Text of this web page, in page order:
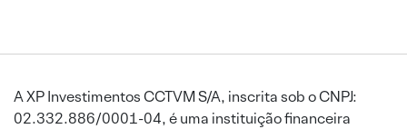
A XP Investimentos CCTVM S/A, inscrita sob o CNPJ:
02.332.886/0001-04, é uma instituição financeira